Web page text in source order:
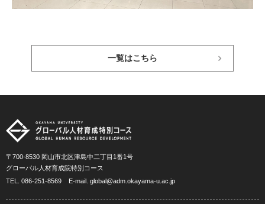
一覧はこちら
〒700-8530 岡山市北区津島中二丁目1番1号
グローバル人材育成院特別コース
TEL. 086-251-8569 E-mail. global@adm.okayama-u.ac.jp